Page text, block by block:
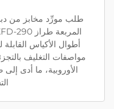
مواصفات التغليف